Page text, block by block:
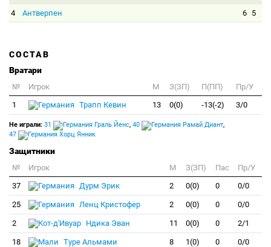
4
Антверпен 6 5
СОСТАВ
Вратари
№ Игрок M З(ЗП) П(ПП)
Пр/У
1
Трапп Кевин 13 0(0) -13(-2) 3/0
Не играли: 31 Граль Йенс, 40 Рамай Диант,
47
Хорц Янник
Защитники
№ Игрок M З(ЗП) Пас
Пр/У
37
Дурм Эрик 2 0(0) 0 0/0
25 Ленц Кристофер 2 0(0) 0 0/0
2 Ндика Эван 11 0(0) 0 2/1
18 Туре Альмами 8 1(0) 0 0/0